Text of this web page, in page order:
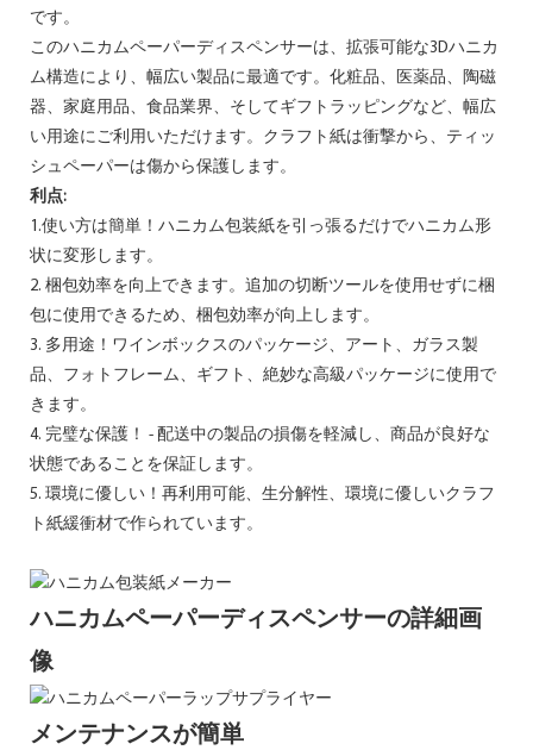
です。
このハニカムペーパーディスペンサーは、拡張可能な3Dハニカ
ム構造により、幅広い製品に最適です。化粧品、医薬品、陶磁
器、家庭用品、食品業界、そしてギフトラッピングなど、幅広
い用途にご利用いただけます。クラフト紙は衝撃から、ティッ
シュペーパーは傷から保護します。
利点:
1.使い方は簡単！ハニカム包装紙を引っ張るだけでハニカム形
状に変形します。
2. 梱包効率を向上できます。追加の切断ツールを使用せずに梱
包に使用できるため、梱包効率が向上します。
3. 多用途！ワインボックスのパッケージ、アート、ガラス製
品、フォトフレーム、ギフト、絶妙な高級パッケージに使用で
きます。
4. 完璧な保護！ - 配送中の製品の損傷を軽減し、商品が良好な
状態であることを保証します。
5. 環境に優しい！再利用可能、生分解性、環境に優しいクラフ
ト紙緩衝材で作られています。
ハニカムペーパーディスペンサーの詳細画
像
メンテナンスが簡単